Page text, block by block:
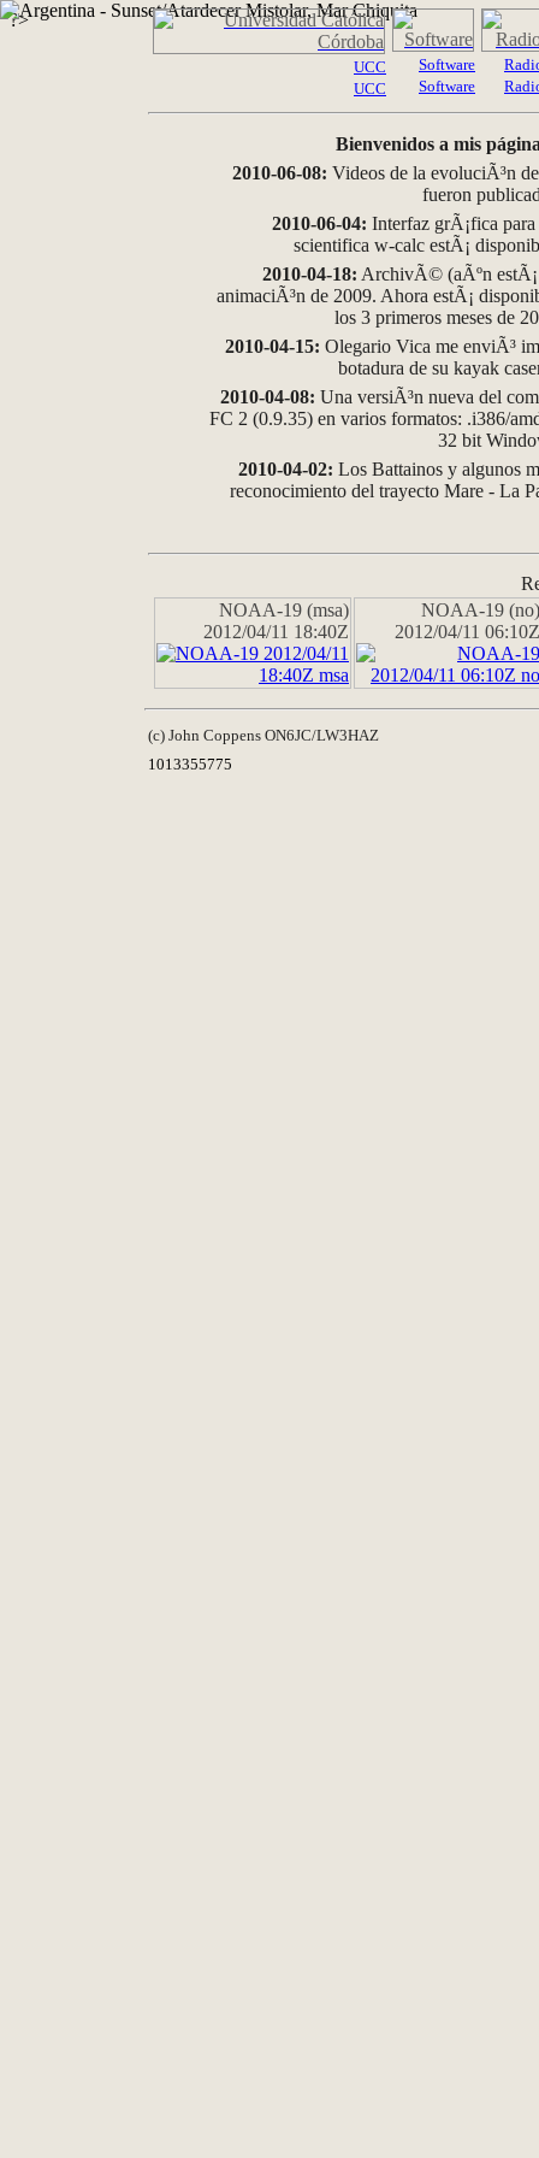
?>
UCC
UCC
Software
Software
Bienvenidos a mis
2010-06-08: Videos de la evoluciÃ³n
fueron
2010-06-04: Interfaz grÃ¡fica
scientifica w-calc estÃ¡
2010-04-18: ArchivÃ© (aÃºn
animaciÃ³n de 2009. Ahora estÃ¡
los 3 primeros meses de
2010-04-15: Olegario Vica me enviÃ³
botadura de su kayak
2010-04-08: Una versiÃ³n nueva del
FC 2 (0.9.35) en varios formatos: .i386/
32 bit
2010-04-02: Los Battainos y algunos
reconocimiento del trayecto Mare - La
NOAA-19 (msa)
2012/04/11 18:40Z
NOAA-19 (no)
2012/04/11 06:10Z
(c) John Coppens ON6JC/LW3HAZ
1013355775